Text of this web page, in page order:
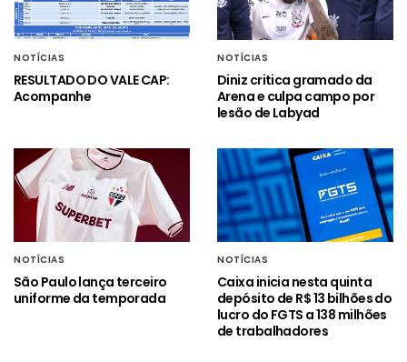
NOTÍCIAS
RESULTADO DO VALE CAP:
Acompanhe
NOTÍCIAS
Diniz critica gramado da
Arena e culpa campo por
lesão de Labyad
NOTÍCIAS
São Paulo lança terceiro
uniforme da temporada
NOTÍCIAS
Caixa inicia nesta quinta
depósito de R$ 13 bilhões do
lucro do FGTS a 138 milhões
de trabalhadores